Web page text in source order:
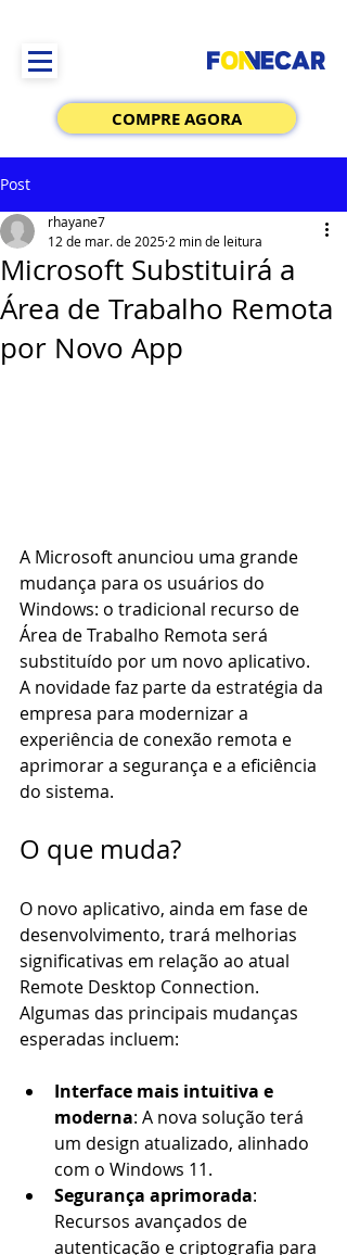
COMPRE AGORA
Post
Microsoft Substituirá a
Área de Trabalho Remota
por Novo App
rhayane7
12 de mar. de 2025 2 min de leitura
A Microsoft anunciou uma grande
mudança para os usuários do
Windows: o tradicional recurso de
Área de Trabalho Remota será
substituído por um novo aplicativo.
A novidade faz parte da estratégia da
empresa para modernizar a
experiência de conexão remota e
aprimorar a segurança e a eficiência
do sistema.
O que muda?
O novo aplicativo, ainda em fase de
desenvolvimento, trará melhorias
significativas em relação ao atual
Remote Desktop Connection.
Algumas das principais mudanças
esperadas incluem:
Interface mais intuitiva e
moderna: A nova solução terá
um design atualizado, alinhado
com o Windows 11.
Segurança aprimorada:
Recursos avançados de
autenticação e criptografia para